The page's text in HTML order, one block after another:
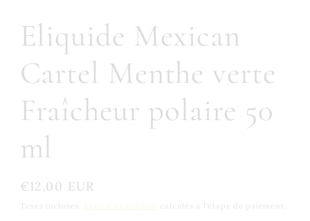
Eliquide Mexican
Cartel Menthe verte
Fraîcheur polaire 50
ml
Prix
habituel
€12,00 EUR
Taxes incluses. Frais d'expédition calculés à l'étape de paiement.